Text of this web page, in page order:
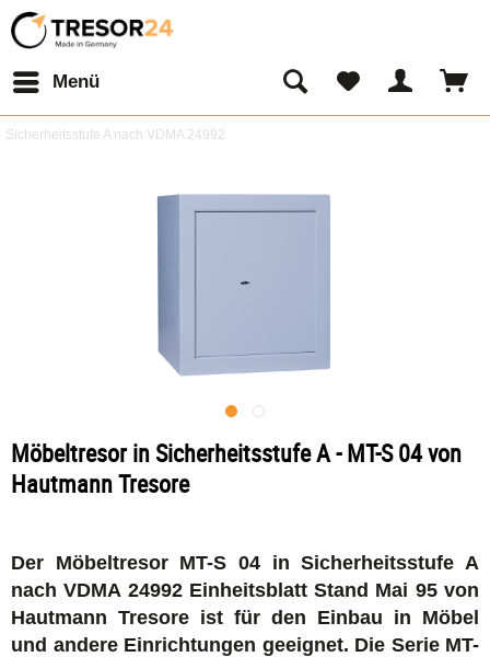
Menü
Sicherheitsstufe A nach VDMA 24992
Möbeltresor in Sicherheitsstufe A - MT-S 04 von
Hautmann Tresore
Der Möbeltresor MT-S 04 in Sicherheitsstufe A
nach VDMA 24992 Einheitsblatt Stand Mai 95 von
Hautmann Tresore ist für den Einbau in Möbel
und andere Einrichtungen geeignet. Die Serie MT-